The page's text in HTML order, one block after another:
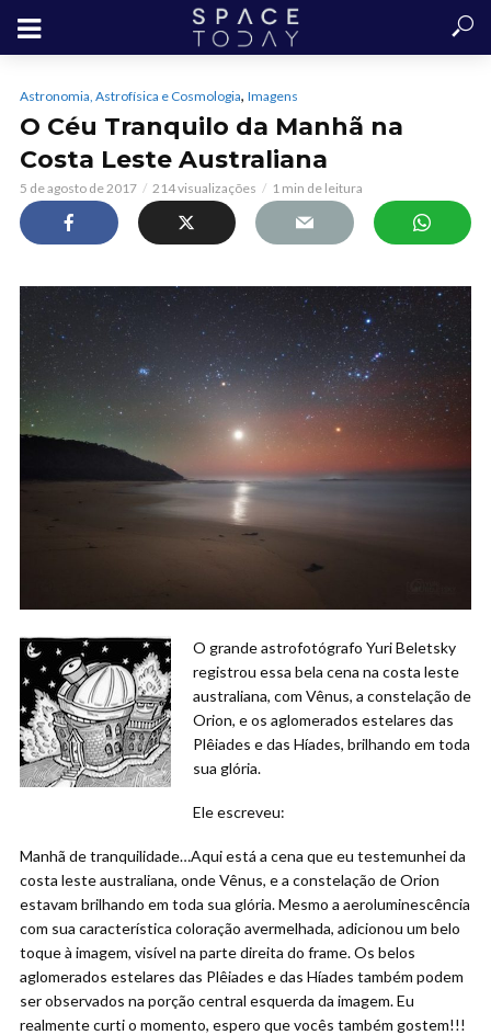
Astronomia, Astrofísica e Cosmologia, Imagens
O Céu Tranquilo da Manhã na
Costa Leste Australiana
5 de agosto de 2017 214 visualizações 1 min de leitura
O grande astrofotógrafo Yuri Beletsky
registrou essa bela cena na costa leste
australiana, com Vênus, a constelação de
Orion, e os aglomerados estelares das
Plêiades e das Híades, brilhando em toda
sua glória.
Ele escreveu:
Manhã de tranquilidade…Aqui está a cena que eu testemunhei da
costa leste australiana, onde Vênus, e a constelação de Orion
estavam brilhando em toda sua glória. Mesmo a aeroluminescência
com sua característica coloração avermelhada, adicionou um belo
toque à imagem, visível na parte direita do frame. Os belos
aglomerados estelares das Plêiades e das Híades também podem
ser observados na porção central esquerda da imagem. Eu
realmente curti o momento, espero que vocês também gostem!!!